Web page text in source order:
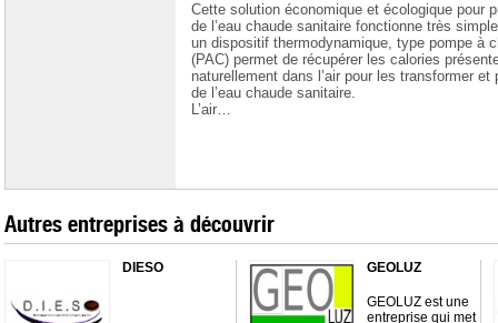
Cette solution économique et écologique pour
de l’eau chaude sanitaire fonctionne très
un dispositif thermodynamique, type pompe à
(PAC) permet de récupérer les calories
naturellement dans l’air pour les transformer et
de l’eau chaude sanitaire.
L’air…
Autres entreprises à découvrir
DIESO GEOLUZ
GEOLUZ est une
entreprise qui met